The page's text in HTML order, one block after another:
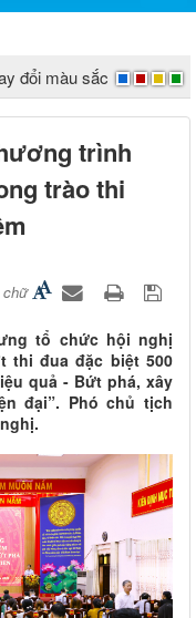
đổi màu sắc
trình
trào thi
tổ chức hội nghị
thi đua đặc biệt 500
quả - Bứt phá, xây
đại”. Phó chủ tịch